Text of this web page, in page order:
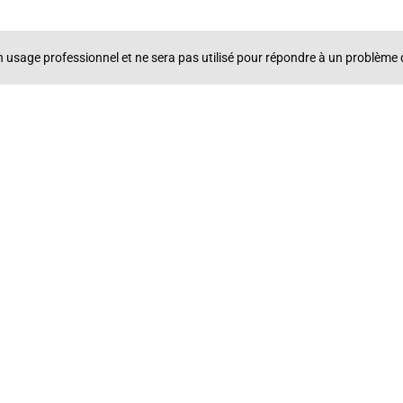
usage professionnel et ne sera pas utilisé pour répondre à un